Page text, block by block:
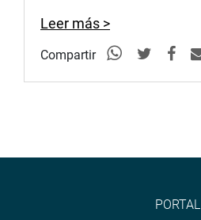
Leer más >
Compartir
PORTAL